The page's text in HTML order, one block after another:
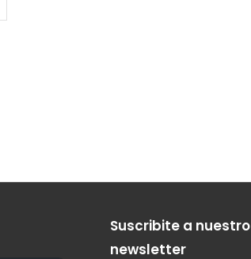
Suscribite a nuestro
newsletter